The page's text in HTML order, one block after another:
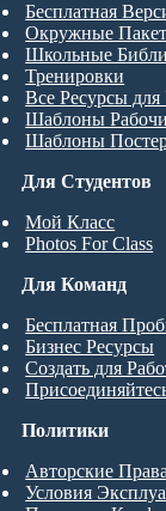
Для Студентов
Мой Класс
Photos For Class
Бесплатная
Окружные
Школьные
Тренировки
Все Ресурсы для
Шаблоны
Шаблоны
Для Команд
Бесплатная
Бизнес Ресурсы
Создать для
Политики
Авторские
Условия